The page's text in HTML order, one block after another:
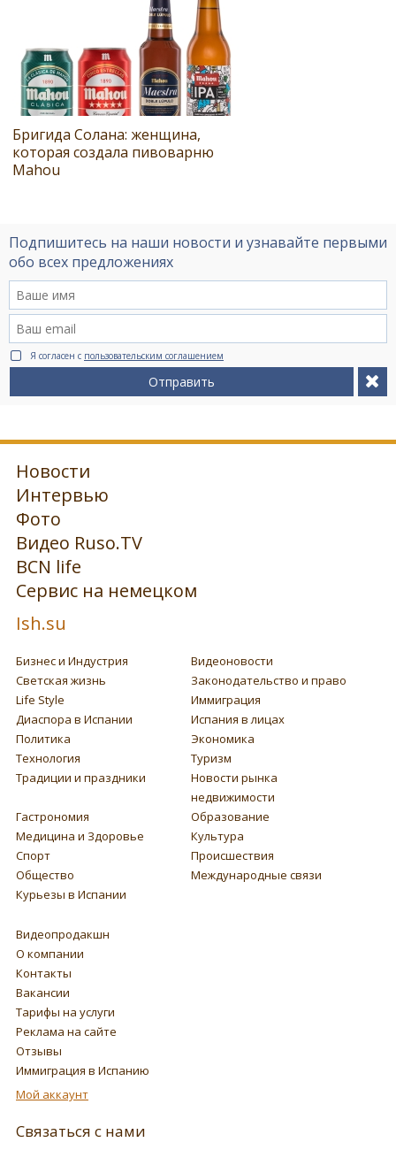
Бригида Солана: женщина,
которая создала пивоварню
Mahou
Подпишитесь на наши новости и узнавайте первыми
обо всех предложениях
Я согласен с пользовательским соглашением
Отправить
Новости
Интервью
Фото
Видео Ruso.TV
BCN life
Сервис на немецком
Ish.su
Бизнес и Индустрия
Видеоновости
Светская жизнь
Законодательство и право
Life Style
Иммиграция
Диаспора в Испании
Испания в лицах
Политика
Экономика
Технология
Туризм
Традиции и праздники
Новости рынка
недвижимости
Гастрономия
Образование
Медицина и Здоровье
Культура
Спорт
Происшествия
Общество
Международные связи
Курьезы в Испании
Видеопродакшн
О компании
Контакты
Вакансии
Тарифы на услуги
Реклама на сайте
Отзывы
Иммиграция в Испанию
Мой аккаунт
Связаться с нами